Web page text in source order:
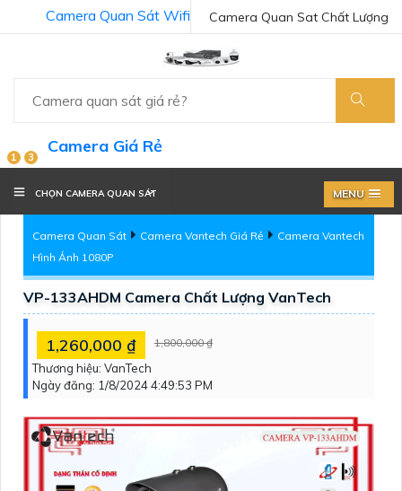
Camera Quan Sat Chất Lượng
Camera Quan Sát Wifi
1 3
Camera Giá Rẻ
CHỌN CAMERA QUAN SÁT MENU
Camera Quan Sát Camera Vantech Giá Rẻ
Camera Vantech
Hình Ảnh 1080P
VP-133AHDM Camera Chất Lượng VanTech
1,260,000 ₫ 1,800,000 ₫
Thương hiệu: VanTech
Ngày đăng: 1/8/2024 4:49:53 PM